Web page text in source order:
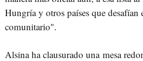
Hungría y otros países que desafían
comunitario".
Alsina ha clausurado una mesa